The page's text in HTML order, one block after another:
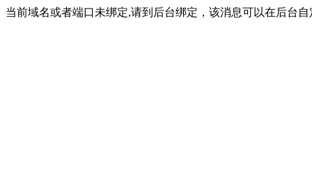
当前域名或者端口未绑定,请到后台绑定，该消息可以在后台自